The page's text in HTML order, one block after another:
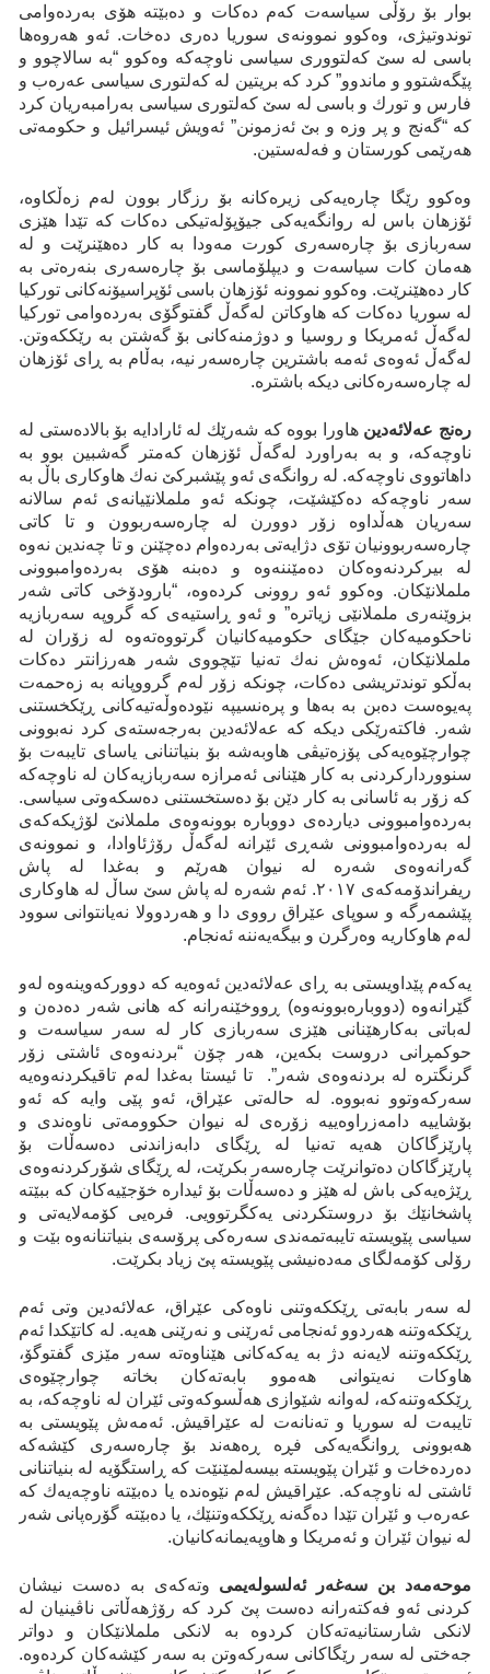
بوار بۆ رۆڵی سیاسەت کەم دەکات و دەبێتە هۆی بەردەوامی
توندوتیژی، وەکوو نموونەی سوریا دەری دەخات. ئەو هەروەها
باسی لە سێ کەلتووری سیاسی ناوچەکە وەکوو “بە سالاچوو و
پێگەشتوو و ماندوو” کرد کە بریتین لە کەلتوری سیاسی عەرەب و
فارس و تورك و باسی لە سێ کەلتوری سیاسی بەرامبەریان کرد
کە “گەنج و پر وزە و بێ ئەزمونن” ئەویش ئیسرائیل و حکومەتی
هەرێمی کورستان و فەلەستین.
وەکوو رێگا چارەیەکی زیرەکانە بۆ رزگار بوون لەم زەڵکاوە،
ئۆزهان باس لە روانگەیەکی جیۆپۆلەتیکی دەکات کە تێدا هێزی
سەربازی بۆ چارەسەری کورت مەودا بە کار دەهێنرێت و لە
هەمان کات سیاسەت و دیپلۆماسی بۆ چارەسەری بنەرەتی بە
کار دەهێنرێت. وەکوو نموونە ئۆزهان باسی ئۆپراسیۆنەکانی تورکیا
لە سوریا دەکات کە هاوکاتن لەگەڵ گفتوگۆی بەردەوامی تورکیا
لەگەڵ ئەمریکا و روسیا و دوژمنەکانی بۆ گەشتن بە رێککەوتن.
لەگەڵ ئەوەی ئەمە باشترین چارەسەر نیە، بەڵام بە ڕای ئۆزهان
لە چارەسەرەکانی دیکە باشترە.
رەنج عەلائەدین هاورا بووە کە شەرێك لە ئارادایە بۆ بالادەستی لە
ناوچەکە، و بە بەراورد لەگەڵ ئۆزهان کەمتر گەشبین بوو بە
داهاتووی ناوچەکە. لە روانگەی ئەو پێشبرکێ نەك هاوکاری باڵ بە
سەر ناوچەکە دەکێشێت، چونکە ئەو ململانێیانەی ئەم سالانە
سەریان هەڵداوە زۆر دوورن لە چارەسەربوون و تا كاتی
چارەسەربوونیان تۆی دژایەتی بەردەوام دەچێنن و تا چەندین نەوە
لە بیرکردنەوەکان دەمێننەوە و دەبنە هۆی بەردەوامبوونی
ململانێکان. وەکوو ئەو روونی کردەوە، “بارودۆخی کاتی شەر
بزوێنەری ململانێی زیاترە” و ئەو ڕاستیەی کە گروپە سەربازیە
ناحكومیەكان جێگای حكومیەكانیان گرتووەتەوە لە زۆران لە
ململانێكان، ئەوەش نەك تەنیا تێچووی شەر هەرزانتر دەکات
بەڵکو توندتریشی دەکات، چونکە زۆر لەم گرووپانە بە زەحمەت
پەیوەست دەبن بە بەها و پرەنسیپە نێودەوڵەتیەکانی ڕێکخستنی
شەر. فاکتەرێکی دیکە کە عەلائەدین بەرجەستەی کرد نەبوونی
چوارچێوەیەکی پۆزەتیڤی هاوبەشە بۆ بنیاتنانی یاسای تایبەت بۆ
سنووردارکردنی بە کار هێنانی ئەمرازە سەربازیەکان لە ناوچەکە
کە زۆر بە ئاسانی بە کار دێن بۆ دەستخستنی دەسکەوتی سیاسی.
بەردەوامبوونی دیاردەی دووبارە بوونەوەی ململانێ لۆژیکەكەی
لە بەردەوامبوونی شەڕی ئێرانە لەگەڵ رۆژئاوادا، و نموونەی
گەرانەوەی شەرە لە نیوان هەرێم و بەغدا لە پاش
ریفراندۆمەکەی ٢٠١٧. ئەم شەرە لە پاش سێ ساڵ لە هاوکاری
پێشمەرگە و سوپای عێراق رووی دا و هەردوولا نەیانتوانی سوود
لەم هاوکاریە وەرگرن و بیگەیەننە ئەنجام.
یەکەم پێداویستی بە ڕای عەلائەدین ئەوەیە کە دوورکەوینەوە لەو
گێرانەوە (دووبارەبوونەوە) ڕووخێنەرانە کە هانی شەر دەدەن و
لەباتی بەکارهێنانی هێزی سەربازی کار لە سەر سیاسەت و
حوكمڕانی دروست بکەین، هەر چۆن “بردنەوەی ئاشتی زۆر
گرنگترە لە بردنەوەی شەر”. تا ئیستا بەغدا لەم تاقیکردنەوەیە
سەرکەوتوو نەبووە. لە حالەتی عێراق، ئەو پێی وایە کە ئەو
بۆشاییە دامەزراوەییە زۆرەی لە نیوان حکوومەتی ناوەندی و
پارێزگاکان هەیە تەنیا لە ڕێگای دابەزاندنی دەسەڵات بۆ
پارێزگاکان دەتوانرێت چارەسەر بکرێت، لە ڕێگای شۆرکردنەوەی
ڕێژەیەکی باش لە هێز و دەسەڵات بۆ ئیدارە خۆجێیەکان کە ببێتە
پاشخانێك بۆ دروستکردنی یەکگرتوویی. فرەیی کۆمەلایەتی و
سیاسی پێویستە تایبەتمەندی سەرەکی پرۆسەی بنیاتنانەوە بێت و
رۆلی کۆمەلگای مەدەنیشی پێویستە پێ زیاد بکرێت.
لە سەر بابەتی ڕێککەوتنی ناوەکی عێراق، عەلائەدین وتی ئەم
ڕێککەوتنە هەردوو ئەنجامی ئەرێنی و نەرێنی هەیە. لە کاتێکدا ئەم
ڕێککەوتنە لایەنە دژ بە یەکەکانی هێناوەتە سەر مێزی گفتوگۆ،
هاوکات نەیتوانی هەموو بابەتەکان بخاتە چوارچێوەی
ڕێککەوتنەکە، لەوانە شێوازی هەڵسوکەوتی ئێران لە ناوچەکە، بە
تایبەت لە سوریا و تەنانەت لە عێراقیش. ئەمەش پێویستی بە
هەبوونی ڕوانگەیەکی فڕە ڕەهەند بۆ چارەسەری کێشەکە
دەردەخات و ئێران پێویستە بیسەلمێنێت کە ڕاستگۆیە لە بنیاتنانی
ئاشتی لە ناوچەکە. عێراقیش لەم نێوەندە یا دەبێتە ناوچەیەك کە
عەرەب و ئێران تێدا دەگەنە ڕێککەوتنێك، یا دەبێتە گۆرەپانی شەر
لە نیوان ئێران و ئەمریکا و هاوپەیمانەکانیان.
موحەمەد بن سەغەر ئەلسولەیمی وتەکەی بە دەست نیشان
کردنی ئەو فەکتەرانە دەست پێ کرد کە رۆژهەڵاتی ناڤینیان لە
لانکی شارستانیەتەکان کردوە بە لانکی ململانێکان و دواتر
جەختی لە سەر رێگاکانی سەرکەوتن بە سەر کێشەکان کردەوە.